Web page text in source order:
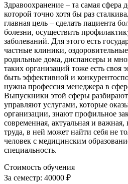
Здравоохранение – та самая сфера
которой точно хотя бы раз
главная цель – сделать пациента
болезни, осуществить
заболеваний. Для этого есть
частные клиники,
родильные дома, диспансеры и
таких организаций тоже есть своя
быть эффективной и
нужна профессия менеджера в
Выпускники этой сферы
управляют услугами, которые
организации, знают профильное
современная, актуальная и
труда, в ней может найти себя не
человек с медицинским
специальность.
Стоимость обучения
За семестр: 40000 ₽